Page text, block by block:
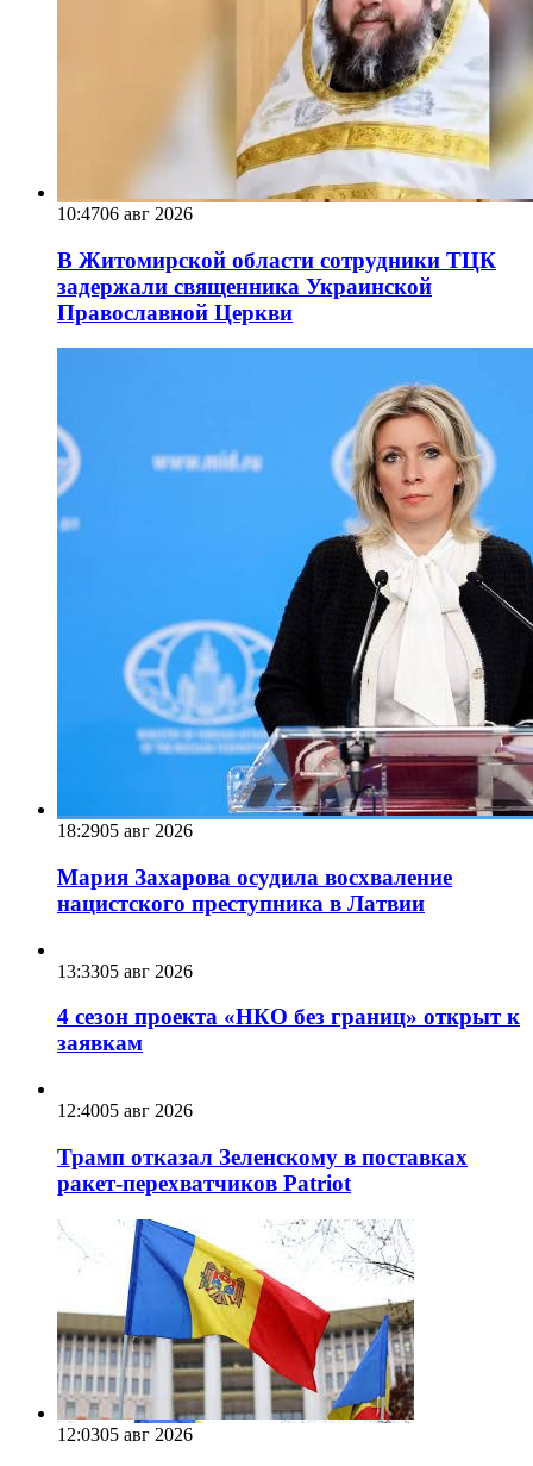
10:4706 авг 2026
В Житомирской области сотрудники ТЦК
задержали священника Украинской
Православной Церкви
18:2905 авг 2026
Мария Захарова осудила восхваление
нацистского преступника в Латвии
13:3305 авг 2026
4 сезон проекта «НКО без границ» открыт к
заявкам
12:4005 авг 2026
Трамп отказал Зеленскому в поставках
ракет-перехватчиков Patriot
12:0305 авг 2026